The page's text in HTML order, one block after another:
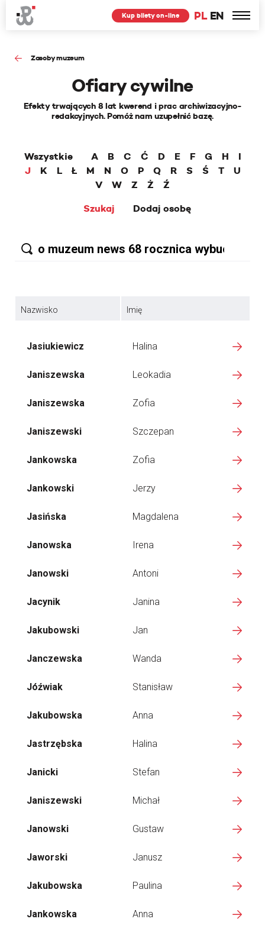
PL EN
Kup bilety on-line
Zasoby muzeum
Ofiary cywilne
Efekty trwających 8 lat kwerend i prac archiwizacyjno-
redakcyjnych. Pomóż nam uzupełnić bazę.
Wszystkie A B C Ć D E F G H
I
J
K L Ł M N O P Q R S Ś T
U
V
W Z Ż
Ź
Szukaj
Dodaj osobę
Nazwisko Imię
Jasiukiewicz Halina
Janiszewska Leokadia
Janiszewska Zofia
Janiszewski Szczepan
Jankowska Zofia
Jankowski Jerzy
Jasińska Magdalena
Janowska Irena
Janowski Antoni
Jacynik Janina
Jakubowski Jan
Janczewska Wanda
Jóźwiak Stanisław
Jakubowska Anna
Jastrzębska Halina
Janicki Stefan
Janiszewski Michał
Janowski Gustaw
Jaworski Janusz
Jakubowska Paulina
Jankowska Anna